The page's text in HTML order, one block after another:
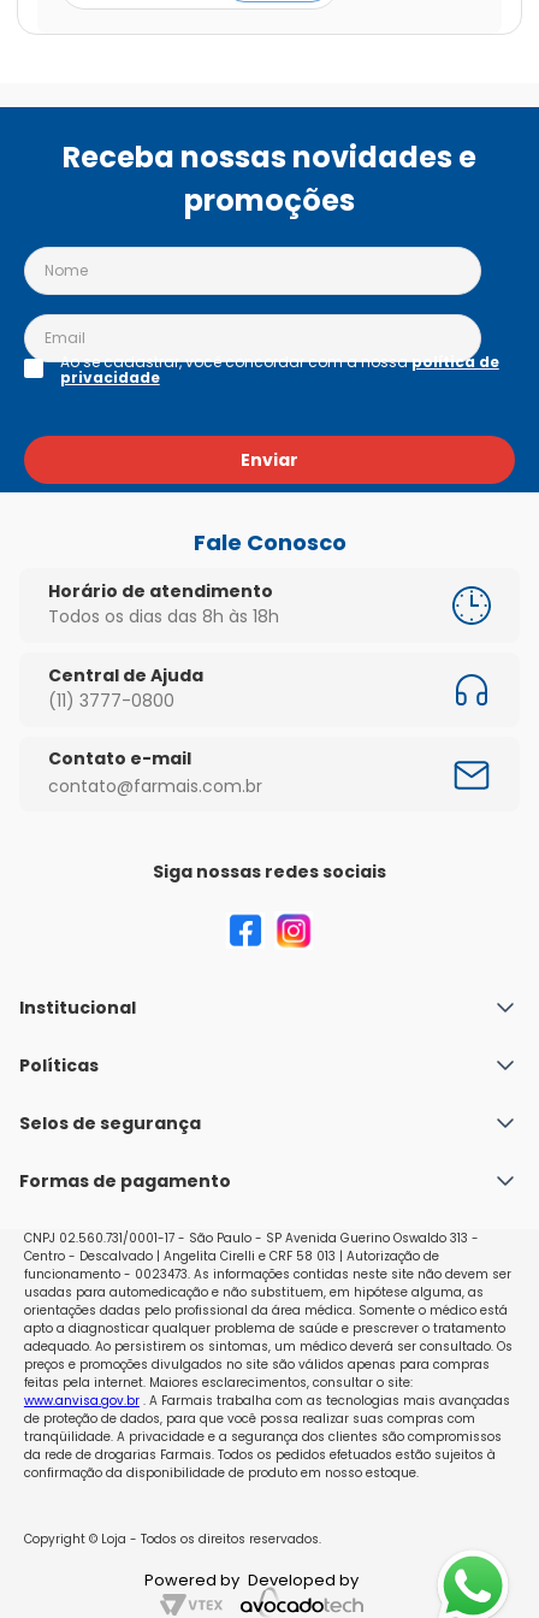
Receba nossas novidades e
promoções
Enviar
Ao se cadastrar, você concordar com a nossapolítica de
privacidade
Fale Conosco
Horário de atendimento
Todos os dias das 8h às 18h
Central de Ajuda
(11) 3777-0800
Contato e-mail
contato@farmais.com.br
Siga nossas redes sociais
Institucional
Quem Somos
Nossas lojas
Políticas
Política de Envio
Políticas de Trocas e Devoluções
Selos de segurança
Formas de pagamento
CNPJ 02.560.731/0001-17 - São Paulo - SP Avenida Guerino Oswaldo 313 -
Centro - Descalvado | Angelita Cirelli e CRF 58 013 | Autorização de
funcionamento - 0023473. As informações contidas neste site não devem ser
usadas para automedicação e não substituem, em hipótese alguma, as
orientações dadas pelo profissional da área médica. Somente o médico está
apto a diagnosticar qualquer problema de saúde e prescrever o tratamento
adequado. Ao persistirem os sintomas, um médico deverá ser consultado. Os
preços e promoções divulgados no site são válidos apenas para compras
feitas pela internet. Maiores esclarecimentos, consultar o site:
www.anvisa.gov.br. A Farmais trabalha com as tecnologias mais avançadas
de proteção de dados, para que você possa realizar suas compras com
tranqüilidade. A privacidade e a segurança dos clientes são compromissos
da rede de drogarias Farmais. Todos os pedidos efetuados estão sujeitos à
confirmação da disponibilidade de produto em nosso estoque.
Copyright © Loja - Todos os direitos reservados.
Powered by Developed by